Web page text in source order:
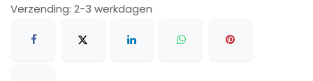
Verzending: 2-3 werkdagen